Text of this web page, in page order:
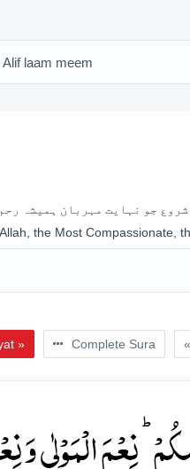
جو نہایت مہربان ہمیشہ
the Most Compassionate,
» Complete Sura
نِعۡمَ الۡمَوۡلٰی وَ